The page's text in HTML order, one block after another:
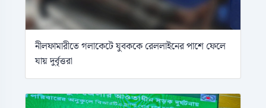
নীলফামারীতে গলাকেটে যুবককে রেললাইনের পাশে ফেলে
যায় দুর্বৃত্তরা